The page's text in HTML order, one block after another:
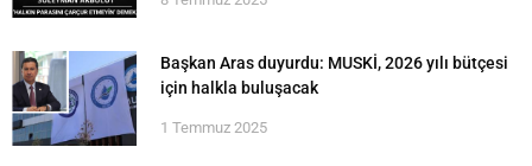
Başkan Aras duyurdu: MUSKİ, 2026 yılı bütçesi
için halkla buluşacak
1 Temmuz 2025